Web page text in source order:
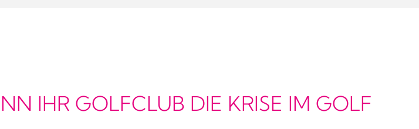
IHR GOLFCLUB DIE KRISE IM GOLF